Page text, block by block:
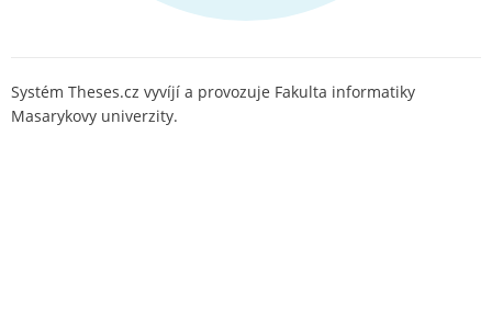
Systém Theses.cz vyvíjí a provozuje Fakulta informatiky
Masarykovy univerzity.